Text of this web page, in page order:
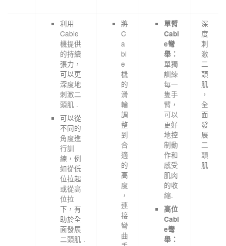
利用
Cable
機提供
的持續
張力，
可以更
深度地
刺激二
頭肌 .
可以從
不同的
角度進
行訓
練，例
如從低
位拉起
或從高
位拉
下，有
助於全
面發展
二頭肌 .
將
C
a
bl
e
機
的
滑
輪
調
整
到
合
適
的
高
度
，
連
接
彎
曲
單臂
Cabl
e彎
舉：
單獨
訓練
每一
隻手
臂，
可以
更好
地控
制動
作和
感受
肌肉
的收
縮.
高位
Cabl
e彎
舉：
深
度
刺
激
二
頭
肌
，
全
面
發
展
二
頭
肌